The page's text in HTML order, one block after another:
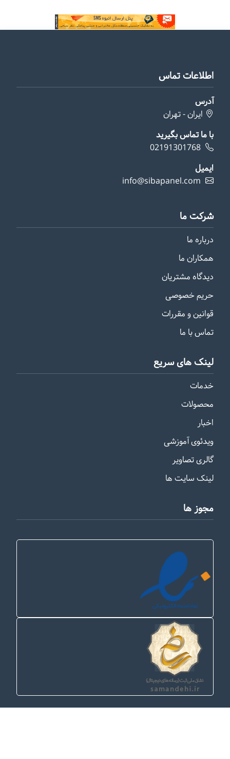
پرداخت الکترونیک
در این بخش 12 شرکت پرداخت الکترونیک که دارای
جزئیات بیشتر
نحوه برطرف کردن خطای تمپر یا لاک
در کارتخوان H9 مورفان
مشکل برطرف گردد . اگر با روش فوق موف...
‹
1
اطلاعات تماس
آدرس
ایران - تهران
02191301768
info@sibapanel.com
شرکت ما
درباره ما
همکاران ما
دیدگاه مشتریان
حریم خصوصی
قوانین و مقررات
تماس با ما